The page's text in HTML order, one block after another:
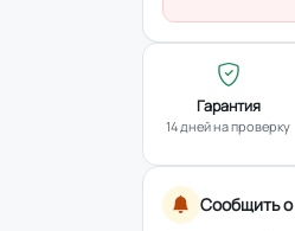
Гарантия
14 дней на проверку
Сообщить о